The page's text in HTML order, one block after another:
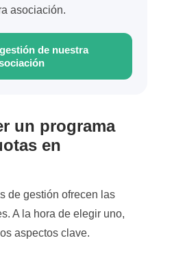
asociación.
de nuestra
un programa
en
de gestión ofrecen las
A la hora de elegir uno,
aspectos clave.